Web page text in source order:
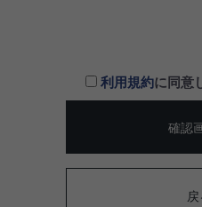
利用規約に同意
確認
戻